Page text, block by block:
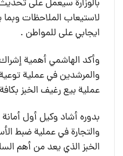
بالوزارة سيعمل على
لاستيعاب الملاحظات
ايجابي على للمواطن .
وأكد الهاشمي أهمية
والمرشدين في عملية
عملية بيع رغيف الخبز
بدوره أشاد وكيل أول
والتجارة في عملية ضبط
الخبز الذي يعد من أهم